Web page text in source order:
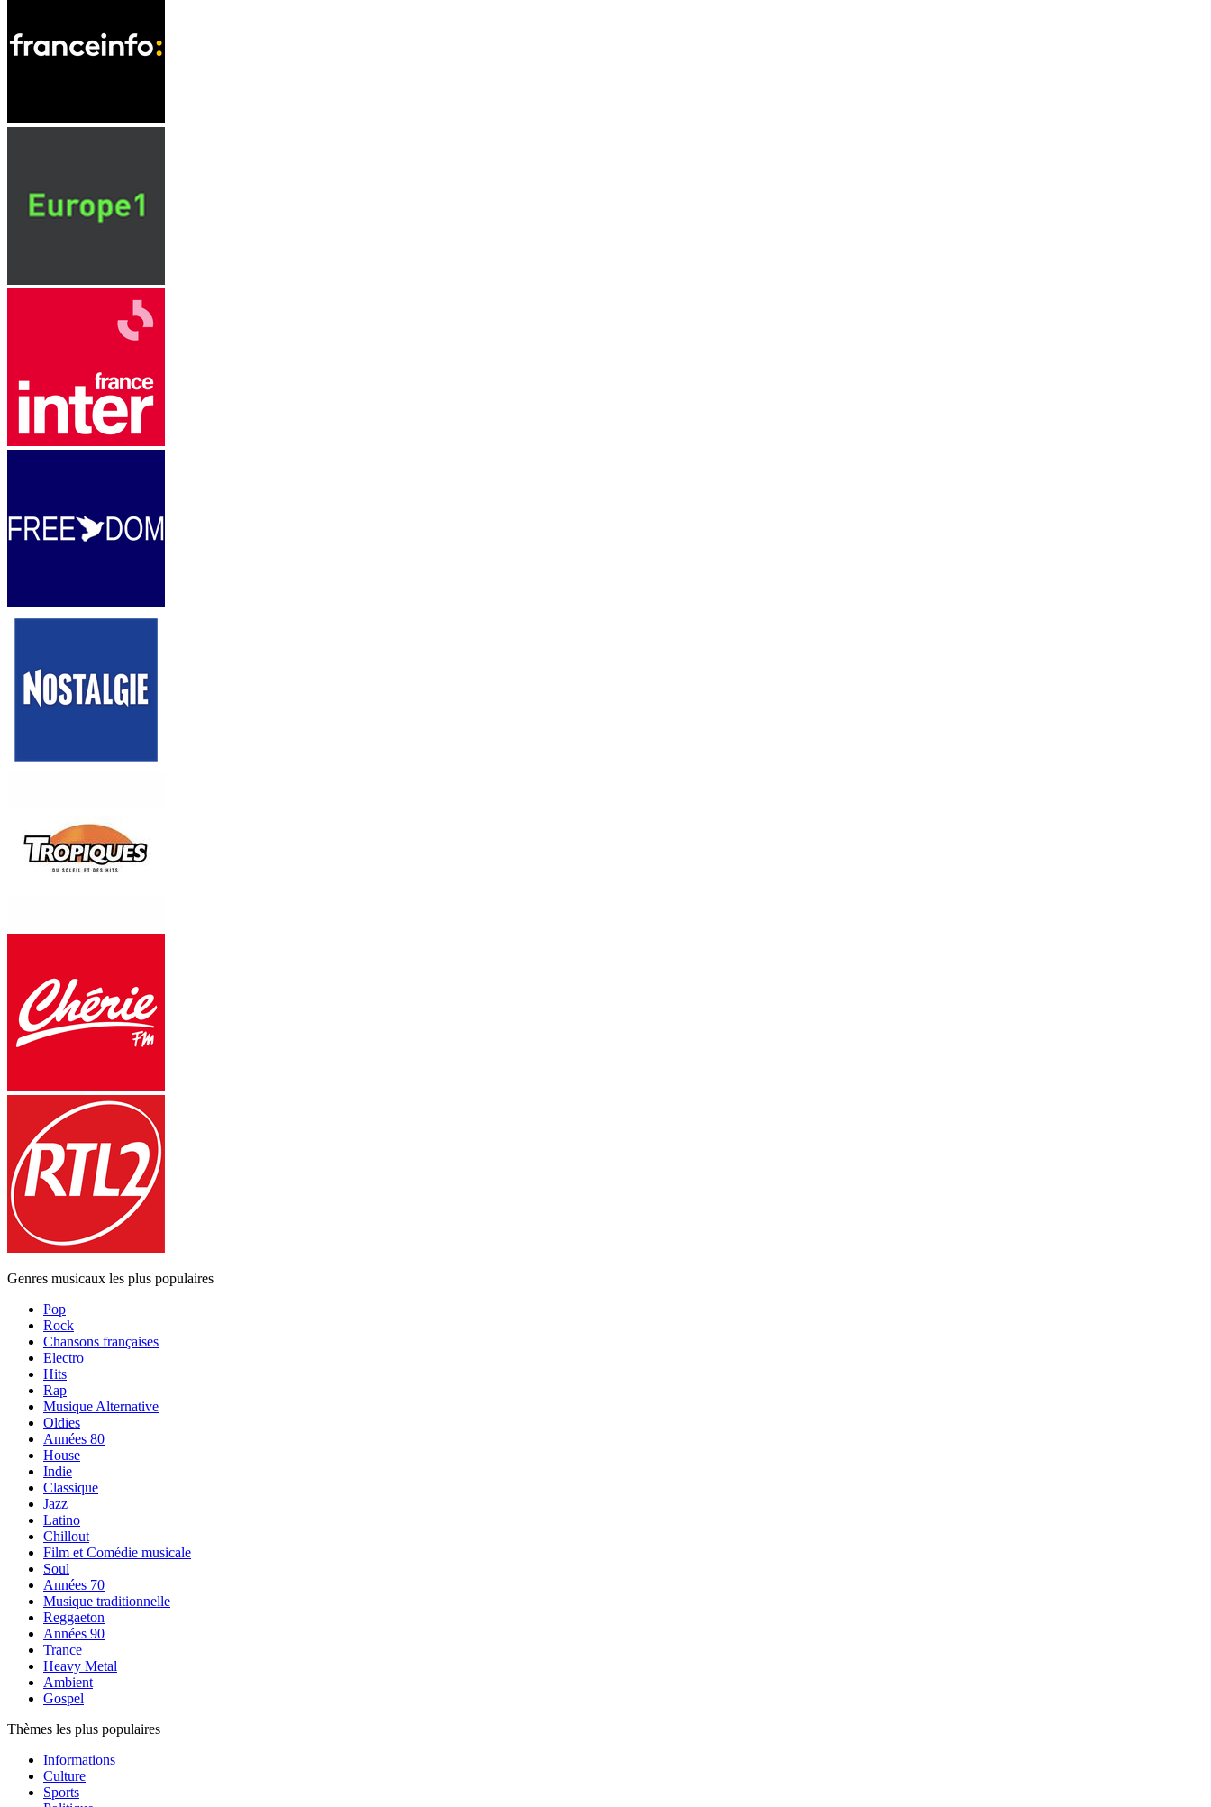
Genres musicaux les plus populaires
Pop
Rock
Chansons françaises
Electro
Hits
Rap
Musique Alternative
Oldies
Années 80
House
Indie
Classique
Jazz
Latino
Chillout
Film et Comédie musicale
Soul
Années 70
Musique traditionnelle
Reggaeton
Années 90
Trance
Heavy Metal
Ambient
Gospel
Thèmes les plus populaires
Informations
Culture
Sports